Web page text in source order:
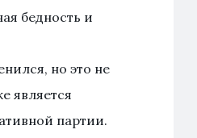
бедность и
но это не
является
партии.